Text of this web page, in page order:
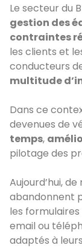
Le secteur du
gestion des
contraintes
les clients et
conducteurs
multitude
Dans ce
devenues de
temps,
pilotage des
Aujourd’hui,
abandonnent
les
email ou
adaptés à